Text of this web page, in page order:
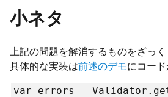
小ネタ
上記の問題を解消するものをざっく
具体的な実装は前述のデモにコード
var errors =